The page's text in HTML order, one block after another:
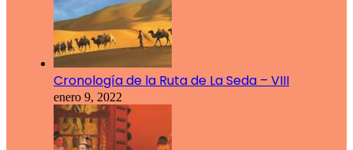
Cronología de la Ruta de La Seda – VIII
enero 9, 2022